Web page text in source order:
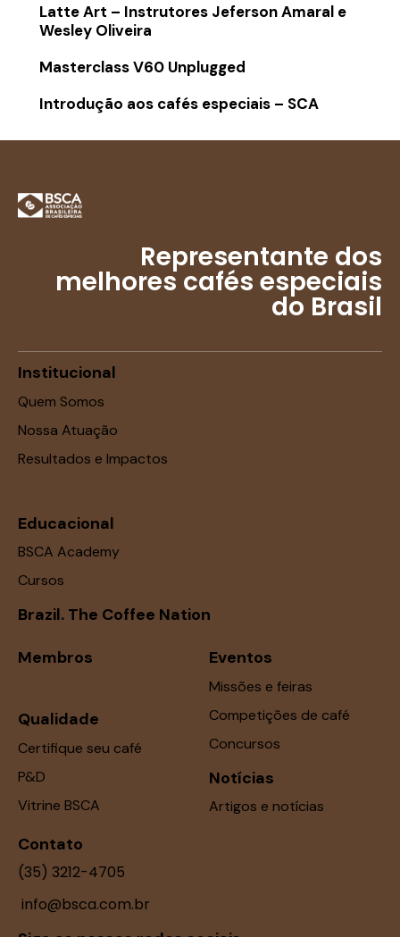
Latte Art – Instrutores Jeferson Amaral e
Wesley Oliveira
Masterclass V60 Unplugged
Introdução aos cafés especiais – SCA
Representante dos
melhores cafés especiais
do Brasil
Institucional
Quem Somos
Nossa Atuação
Resultados e Impactos
Educacional
BSCA Academy
Cursos
Brazil. The Coffee Nation
Membros
Qualidade
Certifique seu café
P&D
Vitrine BSCA
Eventos
Missões e feiras
Competições de café
Concursos
Notícias
Artigos e notícias
Contato
(35) 3212-4705
info@bsca.com.br